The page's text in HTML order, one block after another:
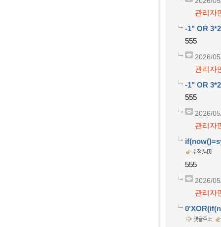
관리자
-1" OR
555
2026/
관리자
-1" OR
555
2026/
관리자
555
2026/
관리자